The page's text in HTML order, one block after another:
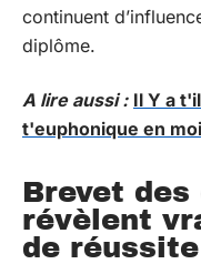
continuent
diplôme.
A lire aussi : Il Y a
t'euphonique en
Brevet
révèlent
de